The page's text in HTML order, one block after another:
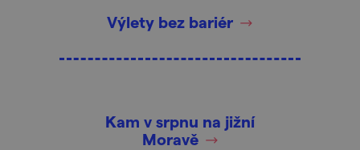
Výlety bez bariér
Kam v srpnu na jižní
Moravě